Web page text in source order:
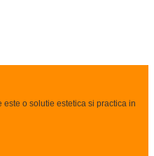
o solutie estetica si practica in